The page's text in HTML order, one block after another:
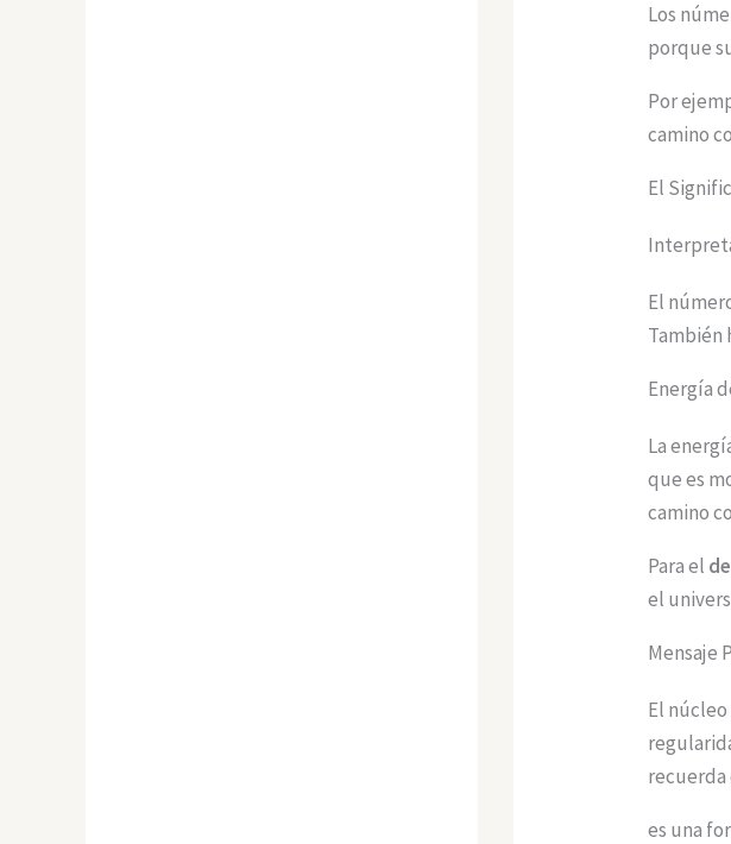
Los
porque
Por
camino
El
El
También
Energía
La
que es
camino
Para el
el
Mensaje
El núcleo
recuerda
es una